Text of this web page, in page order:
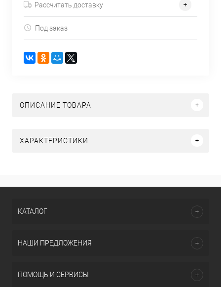
Рассчитать доставку
Под заказ
ОПИСАНИЕ ТОВАРА
ХАРАКТЕРИСТИКИ
КАТАЛОГ
НАШИ ПРЕДЛОЖЕНИЯ
ПОМОЩЬ И СЕРВИСЫ